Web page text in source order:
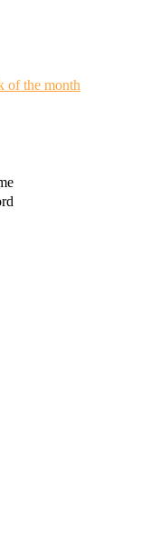
of the month